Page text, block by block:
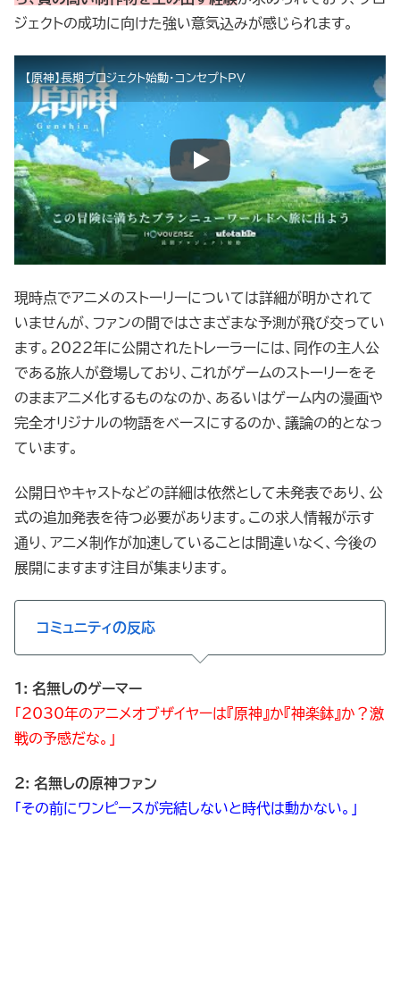
ジェクトの成功に向けた強い意気込みが感じられます。
【原神】長期プロジェクト始動・コンセプトPV
現時点でアニメのストーリーについては詳細が明かされて
いませんが、ファンの間ではさまざまな予測が飛び交ってい
ます。2022年に公開されたトレーラーには、同作の主人公
である旅人が登場しており、これがゲームのストーリーをそ
のままアニメ化するものなのか、あるいはゲーム内の漫画や
完全オリジナルの物語をベースにするのか、議論の的となっ
ています。
公開日やキャストなどの詳細は依然として未発表であり、公
式の追加発表を待つ必要があります。この求人情報が示す
通り、アニメ制作が加速していることは間違いなく、今後の
展開にますます注目が集まります。
コミュニティの反応
1: 名無しのゲーマー
「2030年のアニメオブザイヤーは『原神』か『神楽鉢』か？激
戦の予感だな。」
2: 名無しの原神ファン
「その前にワンピースが完結しないと時代は動かない。」